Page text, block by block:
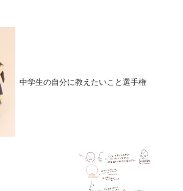
中学生の自分に教えたいこと選手権